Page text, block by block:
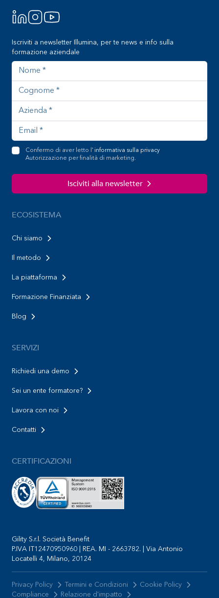
Iscriviti a newsletter Illumina, per te news e info sulla
formazione aziendale
Nome
Cognome
Azienda
Indirizzo email
Confermo di aver letto l' informativa sulla privacy
Autorizzazione per finalità di marketing.
Isciviti alla newsletter
ECOSISTEMA
Chi siamo
Il metodo
La piattaforma
Formazione Finanziata
Blog
SERVIZI
Richiedi una demo
Sei un ente formatore?
Lavora con noi
Contatti
CERTIFICAZIONI
Gility S.r.l. Società Benefit
P.IVA IT12470950960 | REA. MI - 2663782. | Via Antonio
Locatelli 4, Milano, 20124
Privacy Policy Termini e Condizioni
Cookie Policy
Compliance
Relazione d'impatto